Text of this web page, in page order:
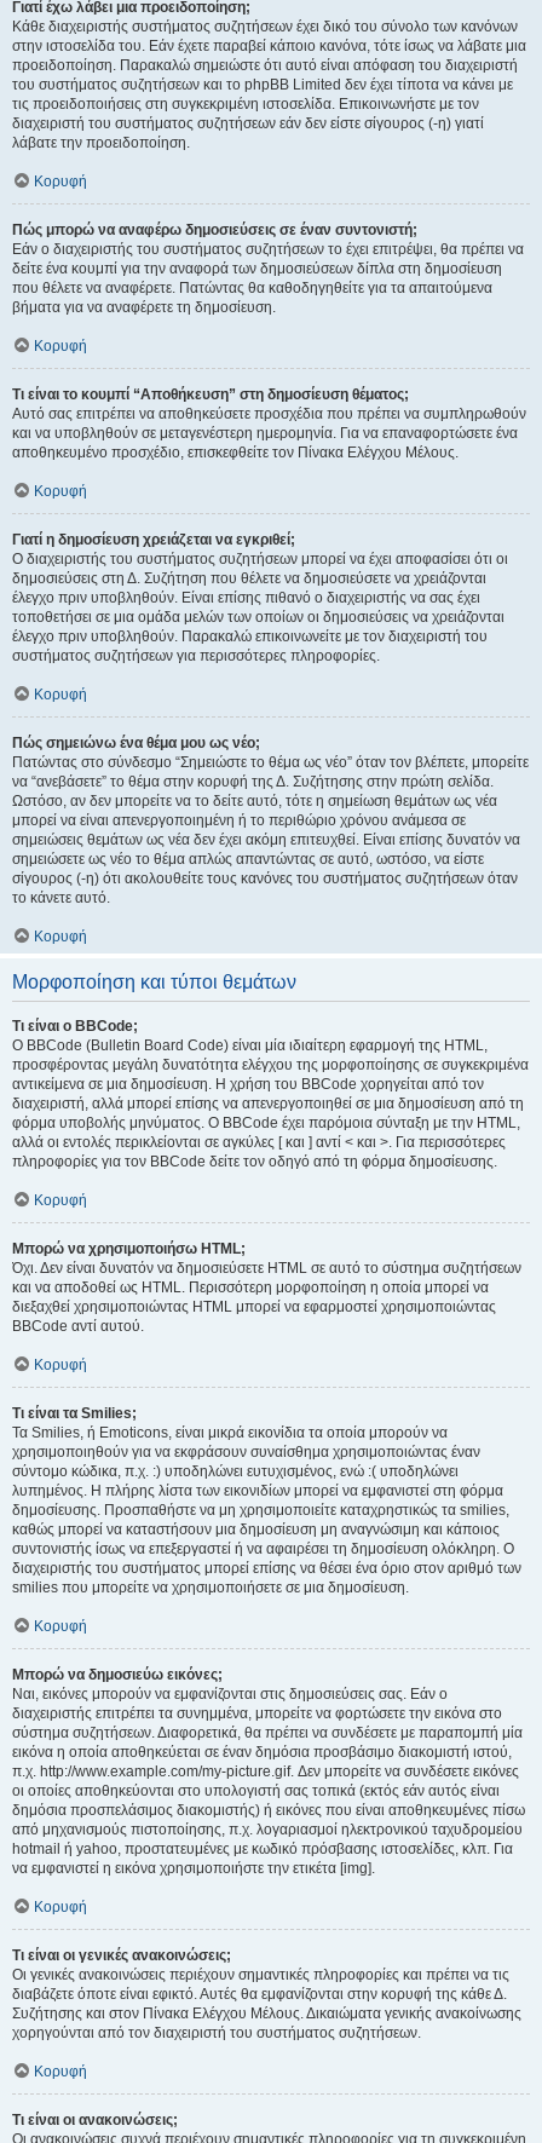
Γιατί έχω λάβει μια προειδοποίηση;
Κάθε διαχειριστής συστήματος συζητήσεων έχει δικό του σύνολο των κανόνων
στην ιστοσελίδα του. Εάν έχετε παραβεί κάποιο κανόνα, τότε ίσως να λάβατε μια
προειδοποίηση. Παρακαλώ σημειώστε ότι αυτό είναι απόφαση του διαχειριστή
του συστήματος συζητήσεων και το phpBB Limited δεν έχει τίποτα να κάνει με
τις προειδοποιήσεις στη συγκεκριμένη ιστοσελίδα. Επικοινωνήστε με τον
διαχειριστή του συστήματος συζητήσεων εάν δεν είστε σίγουρος (-η) γιατί
λάβατε την προειδοποίηση.
Κορυφή
Πώς μπορώ να αναφέρω δημοσιεύσεις σε έναν συντονιστή;
Εάν ο διαχειριστής του συστήματος συζητήσεων το έχει επιτρέψει, θα πρέπει να
δείτε ένα κουμπί για την αναφορά των δημοσιεύσεων δίπλα στη δημοσίευση
που θέλετε να αναφέρετε. Πατώντας θα καθοδηγηθείτε για τα απαιτούμενα
βήματα για να αναφέρετε τη δημοσίευση.
Κορυφή
Τι είναι το κουμπί “Αποθήκευση” στη δημοσίευση θέματος;
Αυτό σας επιτρέπει να αποθηκεύσετε προσχέδια που πρέπει να συμπληρωθούν
και να υποβληθούν σε μεταγενέστερη ημερομηνία. Για να επαναφορτώσετε ένα
αποθηκευμένο προσχέδιο, επισκεφθείτε τον Πίνακα Ελέγχου Μέλους.
Κορυφή
Γιατί η δημοσίευση χρειάζεται να εγκριθεί;
Ο διαχειριστής του συστήματος συζητήσεων μπορεί να έχει αποφασίσει ότι οι
δημοσιεύσεις στη Δ. Συζήτηση που θέλετε να δημοσιεύσετε να χρειάζονται
έλεγχο πριν υποβληθούν. Είναι επίσης πιθανό ο διαχειριστής να σας έχει
τοποθετήσει σε μια ομάδα μελών των οποίων οι δημοσιεύσεις να χρειάζονται
έλεγχο πριν υποβληθούν. Παρακαλώ επικοινωνείτε με τον διαχειριστή του
συστήματος συζητήσεων για περισσότερες πληροφορίες.
Κορυφή
Πώς σημειώνω ένα θέμα μου ως νέο;
Πατώντας στο σύνδεσμο “Σημειώστε το θέμα ως νέο” όταν τον βλέπετε, μπορείτε
να “ανεβάσετε” το θέμα στην κορυφή της Δ. Συζήτησης στην πρώτη σελίδα.
Ωστόσο, αν δεν μπορείτε να το δείτε αυτό, τότε η σημείωση θεμάτων ως νέα
μπορεί να είναι απενεργοποιημένη ή το περιθώριο χρόνου ανάμεσα σε
σημειώσεις θεμάτων ως νέα δεν έχει ακόμη επιτευχθεί. Είναι επίσης δυνατόν να
σημειώσετε ως νέο το θέμα απλώς απαντώντας σε αυτό, ωστόσο, να είστε
σίγουρος (-η) ότι ακολουθείτε τους κανόνες του συστήματος συζητήσεων όταν
το κάνετε αυτό.
Κορυφή
Μορφοποίηση και τύποι θεμάτων
Τι είναι ο BBCode;
Ο BBCode (Bulletin Board Code) είναι μία ιδιαίτερη εφαρμογή της HTML,
προσφέροντας μεγάλη δυνατότητα ελέγχου της μορφοποίησης σε συγκεκριμένα
αντικείμενα σε μια δημοσίευση. Η χρήση του BBCode χορηγείται από τον
διαχειριστή, αλλά μπορεί επίσης να απενεργοποιηθεί σε μια δημοσίευση από τη
φόρμα υποβολής μηνύματος. Ο BBCode έχει παρόμοια σύνταξη με την HTML,
αλλά οι εντολές περικλείονται σε αγκύλες [ και ] αντί < και >. Για περισσότερες
πληροφορίες για τον BBCode δείτε τον οδηγό από τη φόρμα δημοσίευσης.
Κορυφή
Μπορώ να χρησιμοποιήσω HTML;
Όχι. Δεν είναι δυνατόν να δημοσιεύσετε HTML σε αυτό το σύστημα συζητήσεων
και να αποδοθεί ως HTML. Περισσότερη μορφοποίηση η οποία μπορεί να
διεξαχθεί χρησιμοποιώντας HTML μπορεί να εφαρμοστεί χρησιμοποιώντας
BBCode αντί αυτού.
Κορυφή
Τι είναι τα Smilies;
Τα Smilies, ή Emoticons, είναι μικρά εικονίδια τα οποία μπορούν να
χρησιμοποιηθούν για να εκφράσουν συναίσθημα χρησιμοποιώντας έναν
σύντομο κώδικα, π.χ. :) υποδηλώνει ευτυχισμένος, ενώ :( υποδηλώνει
λυπημένος. Η πλήρης λίστα των εικονιδίων μπορεί να εμφανιστεί στη φόρμα
δημοσίευσης. Προσπαθήστε να μη χρησιμοποιείτε καταχρηστικώς τα smilies,
καθώς μπορεί να καταστήσουν μια δημοσίευση μη αναγνώσιμη και κάποιος
συντονιστής ίσως να επεξεργαστεί ή να αφαιρέσει τη δημοσίευση ολόκληρη. Ο
διαχειριστής του συστήματος μπορεί επίσης να θέσει ένα όριο στον αριθμό των
smilies που μπορείτε να χρησιμοποιήσετε σε μια δημοσίευση.
Κορυφή
Μπορώ να δημοσιεύω εικόνες;
Ναι, εικόνες μπορούν να εμφανίζονται στις δημοσιεύσεις σας. Εάν ο
διαχειριστής επιτρέπει τα συνημμένα, μπορείτε να φορτώσετε την εικόνα στο
σύστημα συζητήσεων. Διαφορετικά, θα πρέπει να συνδέσετε με παραπομπή μία
εικόνα η οποία αποθηκεύεται σε έναν δημόσια προσβάσιμο διακομιστή ιστού,
π.χ. http://www.example.com/my-picture.gif. Δεν μπορείτε να συνδέσετε εικόνες
οι οποίες αποθηκεύονται στο υπολογιστή σας τοπικά (εκτός εάν αυτός είναι
δημόσια προσπελάσιμος διακομιστής) ή εικόνες που είναι αποθηκευμένες πίσω
από μηχανισμούς πιστοποίησης, π.χ. λογαριασμοί ηλεκτρονικού ταχυδρομείου
hotmail ή yahoo, προστατευμένες με κωδικό πρόσβασης ιστοσελίδες, κλπ. Για
να εμφανιστεί η εικόνα χρησιμοποιήστε την ετικέτα [img].
Κορυφή
Τι είναι οι γενικές ανακοινώσεις;
Οι γενικές ανακοινώσεις περιέχουν σημαντικές πληροφορίες και πρέπει να τις
διαβάζετε όποτε είναι εφικτό. Αυτές θα εμφανίζονται στην κορυφή της κάθε Δ.
Συζήτησης και στον Πίνακα Ελέγχου Μέλους. Δικαιώματα γενικής ανακοίνωσης
χορηγούνται από τον διαχειριστή του συστήματος συζητήσεων.
Κορυφή
Τι είναι οι ανακοινώσεις;
Οι ανακοινώσεις συχνά περιέχουν σημαντικές πληροφορίες για τη συγκεκριμένη